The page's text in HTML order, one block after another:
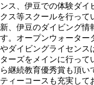
ンス、伊豆での体験ダイ
クス等スクールを行って
新、伊豆のダイビング情
す。オープンウォーター
やダイビングライセンス
ターズをメインに行って
ら継続教育優秀賞も頂い
ティーコースも充実して